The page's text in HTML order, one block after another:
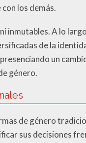
los demás.
inmutables. A lo
de la
un
género.
de género
sus decisiones